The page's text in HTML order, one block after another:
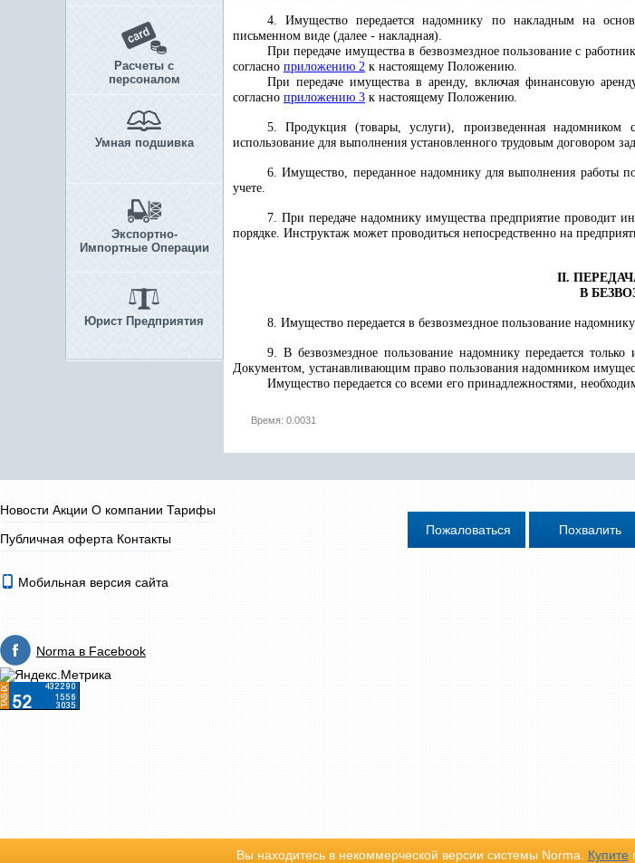
Расчеты с
персоналом
Умная подшивка
Экспортно-
Импортные Операции
Юрист Предприятия
4. Имущество передается надомнику по накладным на
письменном виде (далее - накладная).
При передаче имущества в безвозмездное пользование с
согласно приложению 2 к настоящему Положению.
При передаче имущества в аренду, включая финансовую
согласно приложению 3 к настоящему Положению.
5. Продукция (товары, услуги), произведенная
использование для выполнения установленного трудовым договором
6. Имущество, переданное надомнику для выполнения работы по
учете.
7. При передаче надомнику имущества предприятие проводит
порядке. Инструктаж может проводиться непосредственно на
II.
В
8. Имущество передается в безвозмездное пользование
9. В безвозмездное пользование надомнику передается
Документом, устанавливающим право пользования надомником
Имущество передается со всеми его принадлежностями,
Время: 0.0031
Новости Акции О компании Тарифы
Публичная оферта Контакты
Мобильная версия сайта
Norma в Facebook
Вы находитесь в некоммерческой версии системы Norma. Купите